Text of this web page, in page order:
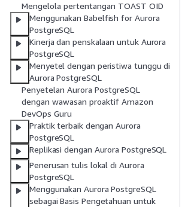
Mengelola pertentangan TOAST OID
Menggunakan Babelfish for Aurora
PostgreSQL
Kinerja dan penskalaan untuk Aurora
PostgreSQL
Menyetel dengan peristiwa tunggu di
Aurora PostgreSQL
Penyetelan Aurora PostgreSQL
dengan wawasan proaktif Amazon
DevOps Guru
Praktik terbaik dengan Aurora
PostgreSQL
Replikasi dengan Aurora PostgreSQL
Penerusan tulis lokal di Aurora
PostgreSQL
Menggunakan Aurora PostgreSQL
sebagai Basis Pengetahuan untuk